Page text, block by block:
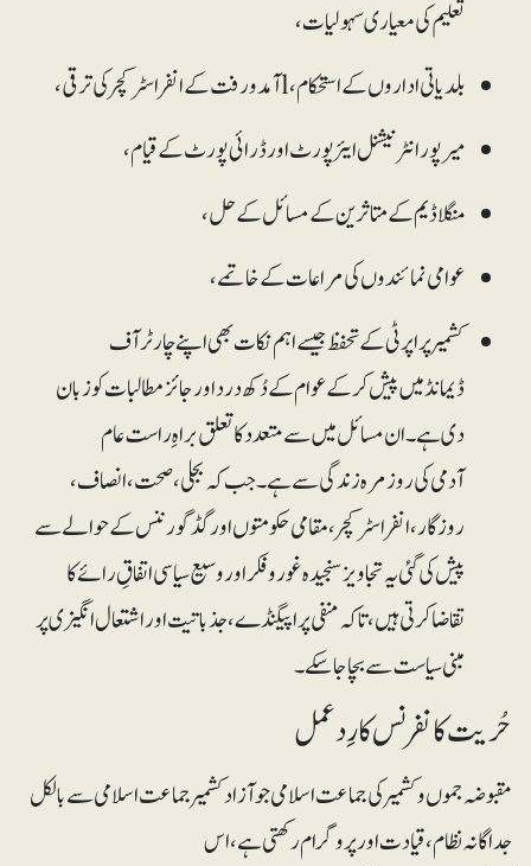
تعلیم کی معیاری سہولیات،
بلدیاتی اداروں کے استحکام، lآمدورفت کے انفراسٹرکچر کی ترقی،
میرپور انٹرنیشنل ایئرپورٹ اور ڈرائی پورٹ کے قیام،
منگلا ڈیم کے متاثرین کے مسائل کے حل،
عوامی نمائندوں کی مراعات کے خاتمے،
کشمیر پراپرٹی کے تحفظ جیسے اہم نکات بھی اپنے چارٹر آف
ڈیمانڈ میں پیش کر کے عوام کے دُکھ درد اور جائز مطالبات کو زبان
دی ہے۔ ان مسائل میں سے متعدد کا تعلق براہِ راست عام
آدمی کی روزمرہ زندگی سے ہے۔ جب کہ بجلی، صحت، انصاف،
روزگار، انفراسٹرکچر، مقامی حکومتوں اور گڈ گورننس کے حوالے سے
پیش کی گئی یہ تجاویز سنجیدہ غور و فکر اور وسیع سیاسی اتفاقِ رائے کا
تقاضا کرتی ہیں، تاکہ منفی پراپیگنڈے، جذباتیت اور اشتعال انگیزی پر
مبنی سیاست سے بچا جا سکے۔
حُریت کانفرنس کا رِدعمل
مقبوضہ جموں و کشمیر کی جماعت اسلامی جو آزاد کشمیر جماعت اسلامی سے بالکل
جداگانہ نظام، قیادت اور پروگرام رکھتی ہے، اس